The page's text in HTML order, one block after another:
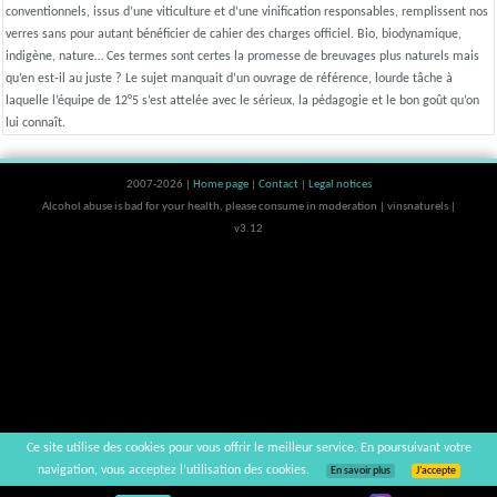
conventionnels, issus d’une viticulture et d’une vinification responsables, remplissent nos
verres sans pour autant bénéficier de cahier des charges officiel. Bio, biodynamique,
indigène, nature… Ces termes sont certes la promesse de breuvages plus naturels mais
qu’en est-il au juste ? Le sujet manquait d’un ouvrage de référence, lourde tâche à
laquelle l’équipe de 12°5 s’est attelée avec le sérieux, la pédagogie et le bon goût qu’on
lui connaît.
2007-2026 | Home page Contact
Legal notices
Alcohol abuse is bad for your health, please consume in moderation | vinsnaturels |
v3.12
Ce site utilise des cookies pour vous offrir le meilleur service. En poursuivant votre
navigation, vous acceptez l’utilisation des cookies.
En savoir plus J’accepte